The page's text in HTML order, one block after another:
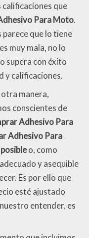
que
Para Moto.
parece que lo tiene
muy mala, no lo
supera con éxito
y calificaciones.
manera,
conscientes de
Adhesivo Para
Adhesivo Para
o, como
y asequible
Es por ello que
esté ajustado
entender, es